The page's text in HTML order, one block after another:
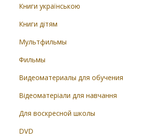
Книги українською
Книги дітям
Мультфильмы
Фильмы
Видеоматериалы для обучения
Відеоматеріали для навчання
Для воскресной школы
DVD